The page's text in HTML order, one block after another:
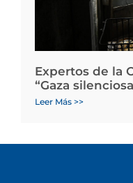
Expertos de la
“Gaza
Leer Más >>